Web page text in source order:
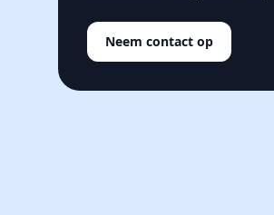
Neem contact op